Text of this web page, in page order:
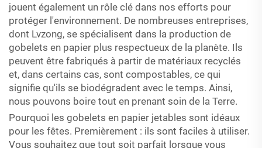
jouent également un rôle clé dans nos efforts pour
protéger l'environnement. De nombreuses entreprises,
dont Lvzong, se spécialisent dans la production de
gobelets en papier plus respectueux de la planète. Ils
peuvent être fabriqués à partir de matériaux recyclés
et, dans certains cas, sont compostables, ce qui
signifie qu'ils se biodégradent avec le temps. Ainsi,
nous pouvons boire tout en prenant soin de la Terre.
Pourquoi les gobelets en papier jetables sont idéaux
pour les fêtes. Premièrement : ils sont faciles à utiliser.
Vous souhaitez que tout soit parfait lorsque vous